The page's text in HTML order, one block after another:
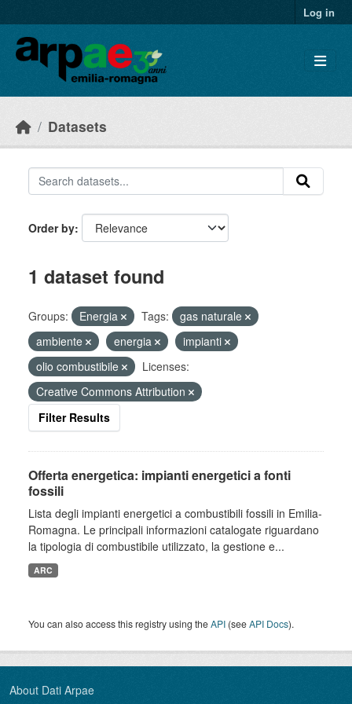
Log in
Datasets
Order by
1 dataset found
Groups: Energia Tags:
gas naturale
ambiente
energia
impianti
olio combustibile
Licenses:
Creative Commons Attribution
Filter Results
Offerta energetica: impianti energetici a fonti
fossili
Lista degli impianti energetici a combustibili fossili in Emilia-
Romagna. Le principali informazioni catalogate riguardano
la tipologia di combustibile utilizzato, la gestione e...
ARC
You can also access this registry using theAPI (seeAPI Docs).
About Dati Arpae